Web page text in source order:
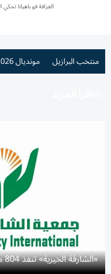
العرافة فو باهيانا تحكي
منتخب البرازيل مونديال 2026
«الشارقة الخيرية» تنفذ 804 مشاريع بـ 1.3 مليون درهم